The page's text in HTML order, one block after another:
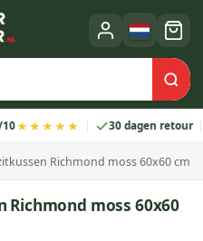
30 dagen retour
Richmond moss 60x60 cm
Richmond moss 60x60